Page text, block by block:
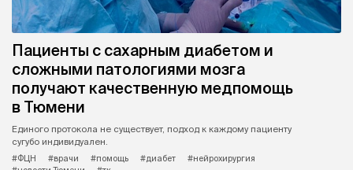
Пациенты с сахарным диабетом и
сложными патологиями мозга
получают качественную медпомощь
в Тюмени
Единого протокола не существует, подход к каждому пациенту
сугубо индивидуален.
#ФЦН
#врачи #помощь #диабет
#нейрохирургия